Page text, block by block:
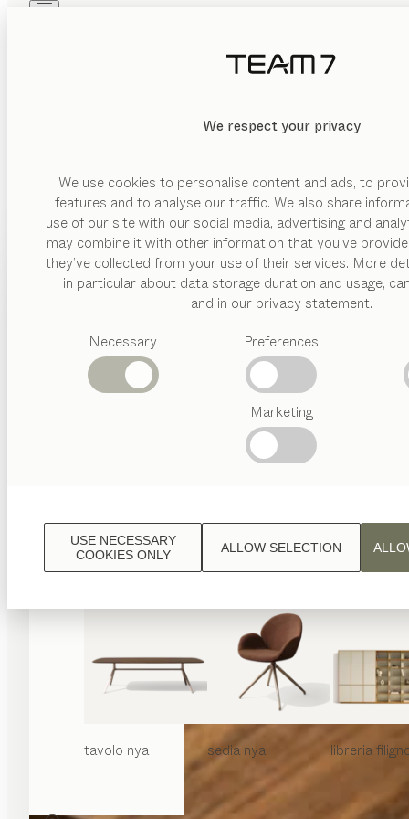
We respect your privacy
We use cookies to personalise content and ads, to
features and to analyse our traffic. We also share
use of our site with our social media, advertising and
may combine it with other information that you’ve
they’ve collected from your use of their services. More
in particular about data storage duration and usage,
and in our privacy statement.
Necessary
Preferences
Marketing
USE NECESSARY
COOKIES ONLY
ALLOW SELECTION
Tavoli
pranzo
Cucine
Librerie
Interior
Design
TEAM
7 Welt
tavolo nya sedia nya libreria
PRODOTTI
CHI SIAMO
RIVENDITORI